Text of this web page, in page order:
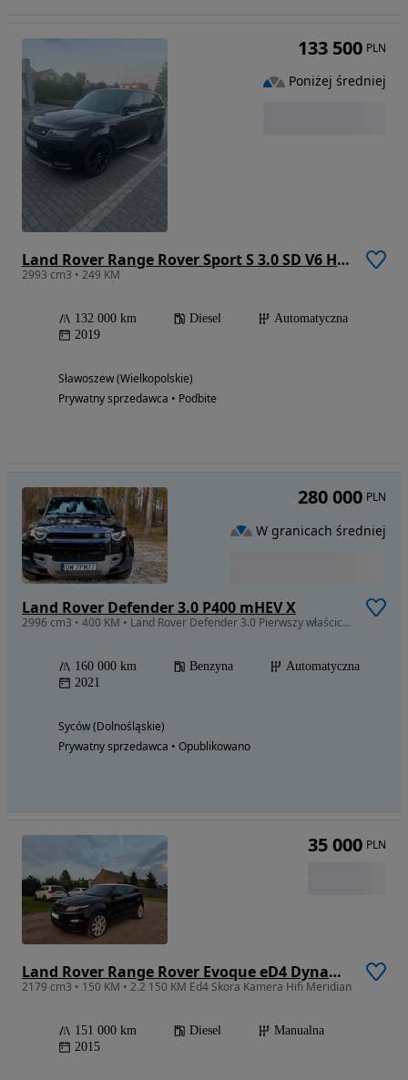
Land Rover Range Rover Sport S 3.0 SD V6 HSE
2993 cm3 • 249 KM
132 000 km Diesel
Automatyczna
2019
Sławoszew (Wielkopolskie)
Prywatny sprzedawca • Podbite
133 500 PLN
Poniżej średniej
Land Rover Defender 3.0 P400 mHEV X
2996 cm3 • 400 KM • Land Rover Defender 3.0 Pierwszy właściciel
160 000 km Benzyna
Automatyczna
2021
Syców (Dolnośląskie)
Prywatny sprzedawca • Opublikowano
280 000 PLN
W granicach średniej
Land Rover Range Rover Evoque eD4 Dynamic
2179 cm3 • 150 KM • 2.2 150 KM Ed4 Skora Kamera Hifi Meridian
151 000 km Diesel
Manualna
2015
35 000 PLN